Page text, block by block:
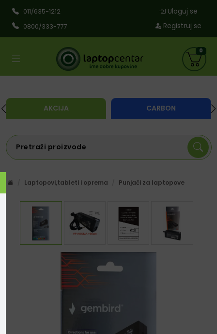
011/635-1212
0800/333-777
Uloguj se
Registruj se
AKCIJA CARBON
0
Laptopovi,tableti i oprema Punjači za laptopove